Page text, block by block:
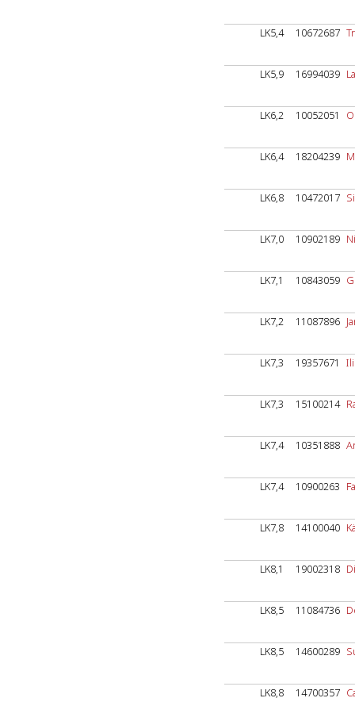
LK5,4 10672687
LK5,9 16994039
LK6,2 10052051
LK6,4 18204239
LK6,8 10472017
LK7,0 10902189
LK7,1 10843059
LK7,2 11087896
LK7,3 19357671
LK7,3 15100214
LK7,4 10351888
LK7,4 10900263
LK7,8 14100040
LK8,1 19002318
LK8,5 11084736
LK8,5 14600289
LK8,8 14700357